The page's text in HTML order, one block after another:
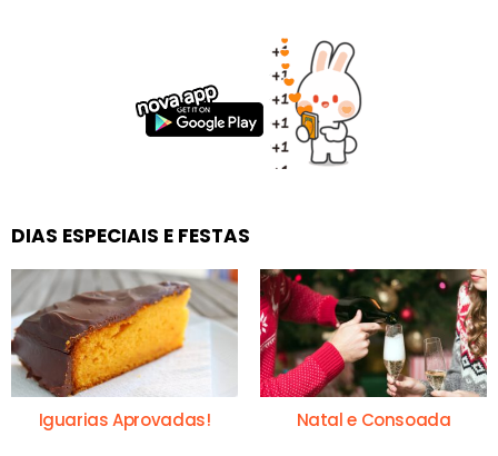
DIAS ESPECIAIS E FESTAS
Iguarias Aprovadas! Natal e Consoada